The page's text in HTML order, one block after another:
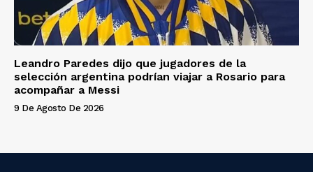
Leandro Paredes dijo que jugadores de la
selección argentina podrían viajar a Rosario para
acompañar a Messi
9 De Agosto De 2026